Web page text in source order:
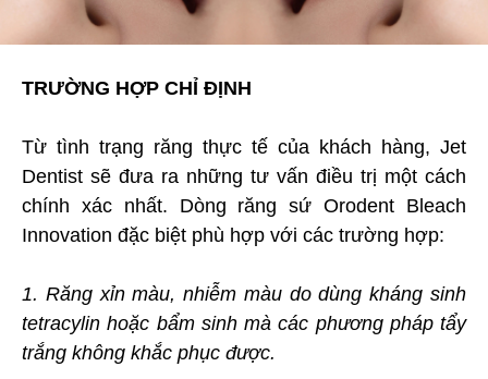
TRƯỜNG HỢP CHỈ ĐỊNH
Từ tình trạng răng thực tế của khách hàng, Jet
Dentist sẽ đưa ra những tư vấn điều trị một cách
chính xác nhất. Dòng răng sứ Orodent Bleach
Innovation đặc biệt phù hợp với các trường hợp:
1. Răng xỉn màu, nhiễm màu do dùng kháng sinh
tetracylin hoặc bẩm sinh mà các phương pháp tẩy
trắng không khắc phục được.